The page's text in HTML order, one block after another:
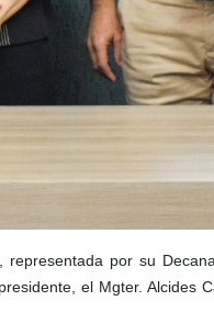
por su
el Mgter. Alcides